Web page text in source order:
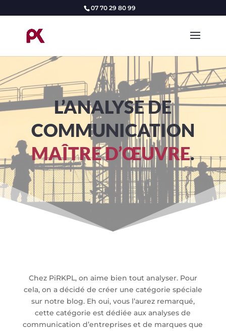
07 70 29 80 99
L’ANALYSE DE
COMMUNICATION
MAÎTRE D’ŒUVRE.
Chez PiRKPL, on aime bien tout analyser. Pour
cela, on a décidé de créer une catégorie spéciale
sur notre blog. Eh oui, vous l’aurez remarqué,
cette catégorie est dédiée aux analyses de
communication d’entreprises et de marques que